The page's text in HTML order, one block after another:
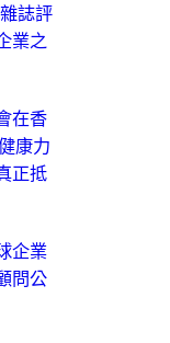
雜誌評
業之
在香
康力
正抵
企業
問公